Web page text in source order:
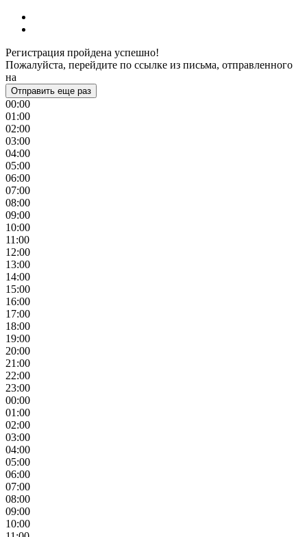
Регистрация пройдена успешно!
Пожалуйста, перейдите по ссылке из письма, отправленного
на
Отправить еще раз
00:00
01:00
02:00
03:00
04:00
05:00
06:00
07:00
08:00
09:00
10:00
11:00
12:00
13:00
14:00
15:00
16:00
17:00
18:00
19:00
20:00
21:00
22:00
23:00
00:00
01:00
02:00
03:00
04:00
05:00
06:00
07:00
08:00
09:00
10:00